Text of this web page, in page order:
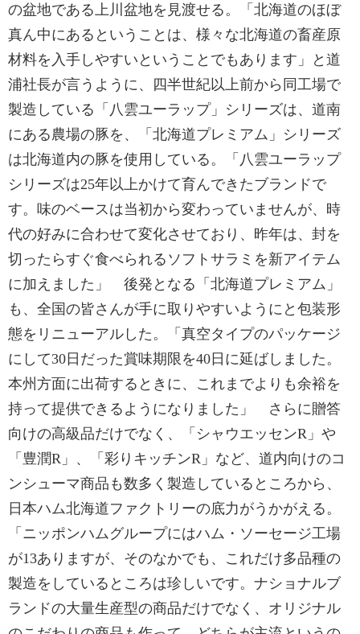
の盆地である上川盆地を見渡せる。「北海道のほぼ
真ん中にあるということは、様々な北海道の畜産原
材料を入手しやすいということでもあります」と道
浦社長が言うように、四半世紀以上前から同工場で
製造している「八雲ユーラップ」シリーズは、道南
にある農場の豚を、「北海道プレミアム」シリーズ
は北海道内の豚を使用している。「八雲ユーラップ
シリーズは25年以上かけて育んできたブランドで
す。味のベースは当初から変わっていませんが、時
代の好みに合わせて変化させており、昨年は、封を
切ったらすぐ食べられるソフトサラミを新アイテム
に加えました」 後発となる「北海道プレミアム」
も、全国の皆さんが手に取りやすいようにと包装形
態をリニューアルした。「真空タイプのパッケージ
にして30日だった賞味期限を40日に延ばしました。
本州方面に出荷するときに、これまでよりも余裕を
持って提供できるようになりました」 さらに贈答
向けの高級品だけでなく、「シャウエッセンR」や
「豊潤R」、「彩りキッチンR」など、道内向けのコ
ンシューマ商品も数多く製造しているところから、
日本ハム北海道ファクトリーの底力がうかがえる。
「ニッポンハムグループにはハム・ソーセージ工場
が13ありますが、そのなかでも、これだけ多品種の
製造をしているところは珍しいです。ナショナルブ
ランドの大量生産型の商品だけでなく、オリジナル